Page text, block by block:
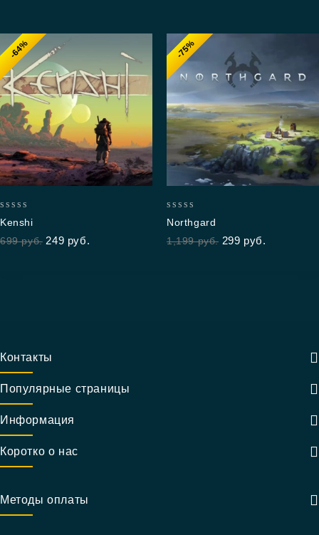
-64%
out
of
Kenshi
699руб. 249 руб.
-75%
out
of
Northgard
1,199руб. 299 руб.
Контакты
Популярные страницы
Информация
Коротко о нас
Методы оплаты